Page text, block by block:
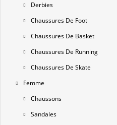
Derbies
Chaussures De Foot
Chaussures De Basket
Chaussures De Running
Chaussures De Skate
Femme
Chaussons
Sandales